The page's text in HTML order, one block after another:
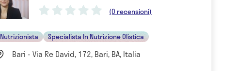
(0 recensioni)
Nutrizionista Specialista In Nutrizione Olistica
Bari - Via Re David, 172, Bari, BA, Italia